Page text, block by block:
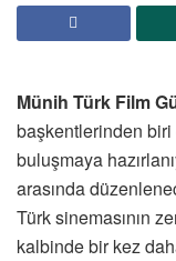
Münih Türk Film
başkentlerinden
buluşmaya
arasında
Türk sinemasının
kalbinde bir kez